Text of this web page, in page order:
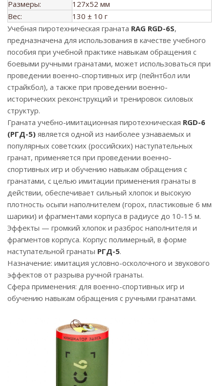
Размеры:
127x52 мм
Вес:
130 ± 10 г
Учебная пиротехническая граната RAG RGD-6S,
предназначена для использования в качестве учебного
пособия при учебной практике навыкам обращения с
боевыми ручными гранатами, может использоваться при
проведении военно-спортивных игр (пейнтбол или
страйкбол), а также при проведении военно-
исторических реконструкций и тренировок силовых
структур.
Граната учебно-имитационная пиротехническая RGD-6
(РГД-5) является одной из наиболее узнаваемых и
популярных советских (российских) наступательных
гранат, применяется при проведении военно-
спортивных игр и обучению навыкам обращения с
гранатами, с целью имитации применения гранаты в
действии, обеспечивает сильный хлопок и высокую
плотность осыпи наполнителем (горох, пластиковые 6 мм
шарики) и фрагментами корпуса в радиусе до 10-15 м.
Эффекты — громкий хлопок и разброс наполнителя и
фрагментов корпуса. Корпус полимерный, в форме
наступательной гранаты РГД-5.
Назначение: имитация условно-осколочного и звукового
эффектов от разрыва ручной гранаты.
Сфера применения: для военно-спортивных игр и
обучению навыкам обращения с ручными гранатами.